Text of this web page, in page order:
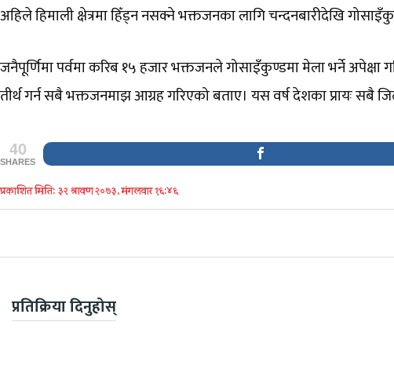
अहिले हिमाली क्षेत्रमा हिँड्न नसक्ने भक्तजनका लागि चन्दनबारीदेखि
जनैपूर्णिमा पर्वमा करिब १५ हजार भक्तजनले गोसाइँकुण्डमा मेला भर्ने
तीर्थ गर्न सबै भक्तजनमाझ आग्रह गरिएको बताए। यस वर्ष देशका प्रायः
40
SHARES
प्रकाशित मिति: ३२ श्रावण २०७३, मंगलवार १६:४६
प्रतिक्रिया दिनुहोस्